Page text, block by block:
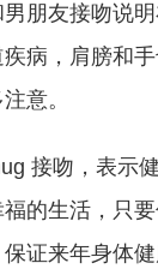
朋友接吻说
病，肩膀和
意。
接吻，表示
的生活，只
证来年身体健